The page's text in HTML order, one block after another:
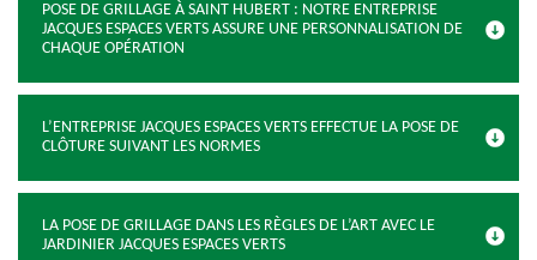
POSE DE GRILLAGE À SAINT HUBERT : NOTRE ENTREPRISE
JACQUES ESPACES VERTS ASSURE UNE PERSONNALISATION DE
CHAQUE OPÉRATION
L’ENTREPRISE JACQUES ESPACES VERTS EFFECTUE LA POSE DE
CLÔTURE SUIVANT LES NORMES
LA POSE DE GRILLAGE DANS LES RÈGLES DE L’ART AVEC LE
JARDINIER JACQUES ESPACES VERTS